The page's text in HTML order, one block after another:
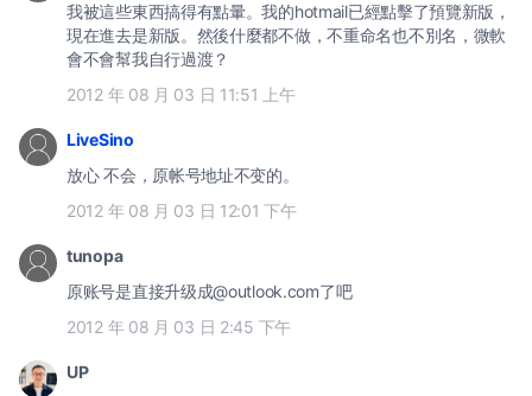
我被這些東西搞得有點暈。我的hotmail已經點擊了預覽新版，
現在進去是新版。然後什麼都不做，不重命名也不別名，微軟
會不會幫我自行過渡？
2012 年 08 月 03 日 11:51 上午
LiveSino
放心 不会，原帐号地址不变的。
2012 年 08 月 03 日 12:01 下午
tunopa
原账号是直接升级成@outlook.com了吧
2012 年 08 月 03 日 2:45 下午
UP